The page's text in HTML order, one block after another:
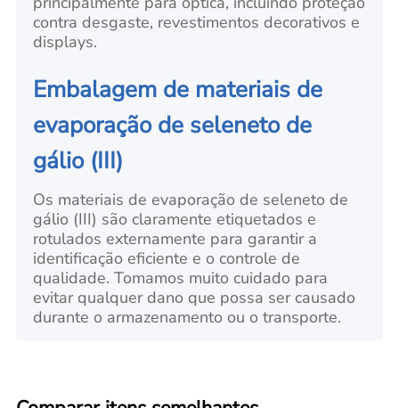
contra desgaste, revestimentos decorativos e
displays.
Embalagem de materiais de
evaporação de seleneto de
gálio (III)
Os materiais de evaporação de seleneto de
gálio (III) são claramente etiquetados e
rotulados externamente para garantir a
identificação eficiente e o controle de
qualidade. Tomamos muito cuidado para
evitar qualquer dano que possa ser causado
durante o armazenamento ou o transporte.